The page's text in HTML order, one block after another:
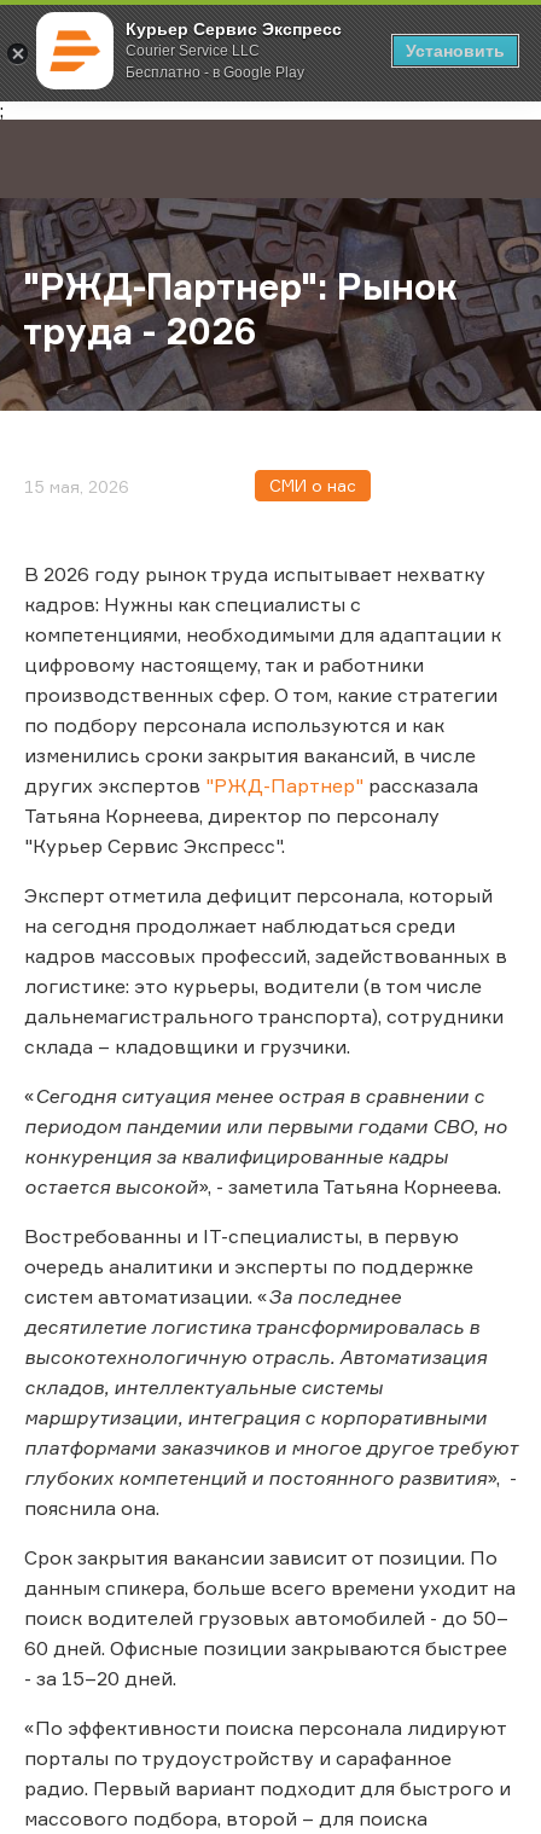
Курьер Сервис Экспресс
Courier Service LLC
Бесплатно - в Google Play
Установить
;
Главная О компании Новости "РЖД-Партнер": Рынок труда -
"РЖД-Партнер": Рынок
труда - 2026
15 мая, 2026 СМИ о нас
В 2026 году рынок труда испытывает нехватку
кадров: Нужны как специалисты с
компетенциями, необходимыми для адаптации к
цифровому настоящему, так и работники
производственных сфер. О том, какие стратегии
по подбору персонала используются и как
изменились сроки закрытия вакансий, в числе
других экспертов "РЖД-Партнер" рассказала
Татьяна Корнеева, директор по персоналу
"Курьер Сервис Экспресс".
Эксперт отметила дефицит персонала, который
на сегодня продолжает наблюдаться среди
кадров массовых профессий, задействованных в
логистике: это курьеры, водители (в том числе
дальнемагистрального транспорта), сотрудники
склада – кладовщики и грузчики.
«Сегодня ситуация менее острая в сравнении с
периодом пандемии или первыми годами СВО, но
конкуренция за квалифицированные кадры
остается высокой», - заметила Татьяна Корнеева.
Востребованны и IT-специалисты, в первую
очередь аналитики и эксперты по поддержке
систем автоматизации. «За последнее
десятилетие логистика трансформировалась в
высокотехнологичную отрасль. Автоматизация
складов, интеллектуальные системы
маршрутизации, интеграция с корпоративными
платформами заказчиков и многое другое требуют
глубоких компетенций и постоянного развития», -
пояснила она.
Срок закрытия вакансии зависит от позиции. По
данным спикера, больше всего времени уходит на
поиск водителей грузовых автомобилей - до 50–
60 дней. Офисные позиции закрываются быстрее
- за 15–20 дней.
«По эффективности поиска персонала лидируют
порталы по трудоустройству и сарафанное
радио. Первый вариант подходит для быстрого и
массового подбора, второй – для поиска